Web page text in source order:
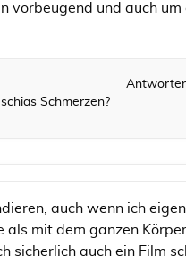
vorbeugend und auch
Schmerzen?
auch wenn ich
als mit dem ganzen
auch ein Film